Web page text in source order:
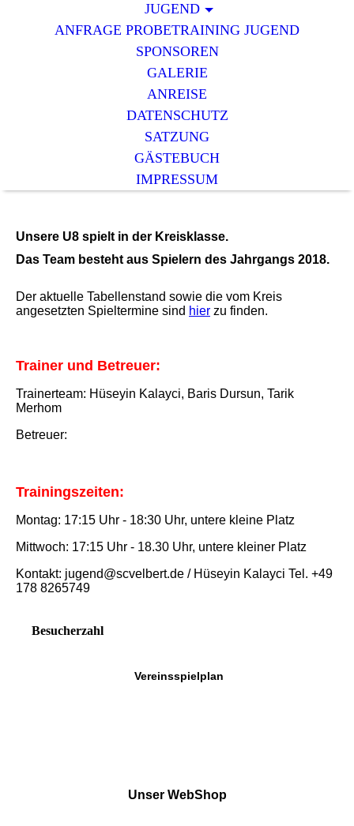
JUGEND
ANFRAGE PROBETRAINING JUGEND
SPONSOREN
GALERIE
ANREISE
DATENSCHUTZ
SATZUNG
GÄSTEBUCH
IMPRESSUM
Unsere U8 spielt in der Kreisklasse.
Das Team besteht aus Spielern des Jahrgangs 2018.
Der aktuelle Tabellenstand sowie die vom Kreis
angesetzten Spieltermine sind hier zu finden.
Trainer und Betreuer:
Trainerteam: Hüseyin Kalayci, Baris Dursun, Tarik
Merhom
Betreuer:
Trainingszeiten:
Montag: 17:15 Uhr - 18:30 Uhr, untere kleine Platz
Mittwoch: 17:15 Uhr - 18.30 Uhr, untere kleiner Platz
Kontakt: jugend@scvelbert.de / Hüseyin Kalayci Tel. +49
178 8265749
Besucherzahl
Vereinsspielplan
Unser WebShop